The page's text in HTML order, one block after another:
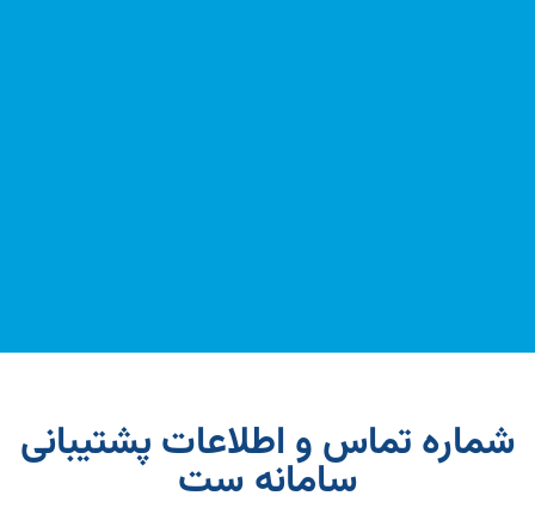
شماره تماس و اطلاعات پشتیبانی
سامانه ست